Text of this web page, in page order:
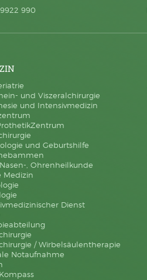
990
und Viszeralchirurgie
und Intensivmedizin
und Geburtshilfe
, Ohrenheilkunde
Medizin
Dienst
/ Wirbelsäulentherapie
Notaufnahme